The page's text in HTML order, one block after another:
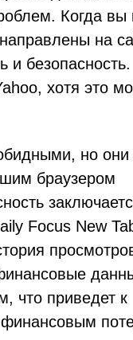
Когда вы
на
и
хотя это
но
браузером
Focus New
что приведет к